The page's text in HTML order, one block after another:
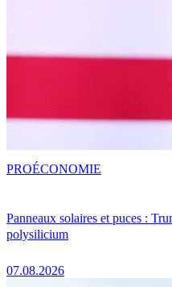
Panneaux solaires et puces :
polysilicium
07.08.2026
PROÉCONOMIE